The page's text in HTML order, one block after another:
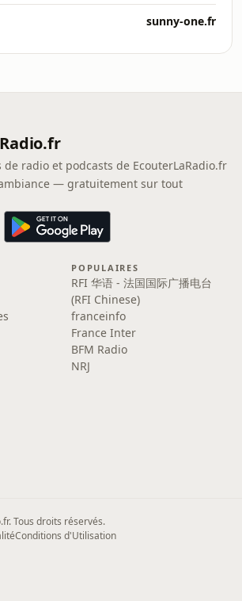
sunny-one.fr
de radio et podcasts de EcouterLaRadio.fr
— gratuitement sur tout
POPULAIRES
RFI 华语 - 法国国际广播电台
(RFI Chinese)
franceinfo
France Inter
BFM Radio
NRJ
Tous droits réservés.
Conditions d'Utilisation